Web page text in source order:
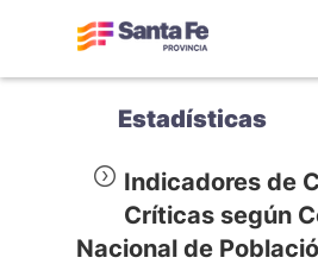
Estadísticas
Indicadores de
Críticas según
Nacional de